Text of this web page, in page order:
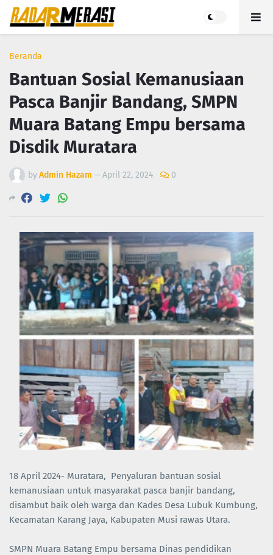
Beranda
Bantuan Sosial Kemanusiaan
Pasca Banjir Bandang, SMPN
Muara Batang Empu bersama
Disdik Muratara
byAdmin Hazam —April 22, 2024 0
18 April 2024- Muratara, Penyaluran bantuan sosial
kemanusiaan untuk masyarakat pasca banjir bandang,
disambut baik oleh warga dan Kades Desa Lubuk Kumbung,
Kecamatan Karang Jaya, Kabupaten Musi rawas Utara.
SMPN Muara Batang Empu bersama Dinas pendidikan